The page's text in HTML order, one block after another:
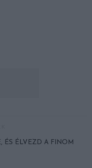
ÉS ÉLVEZD A FINOM